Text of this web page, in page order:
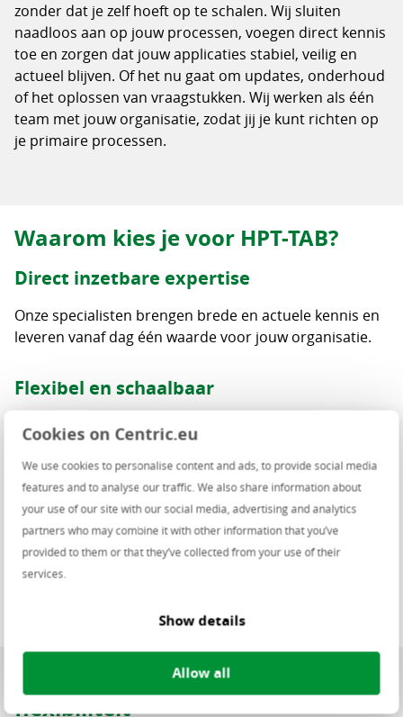
Cookies on Centric.eu
We use cookies to personalise content and ads, to provide social media
features and to analyse our traffic. We also share information about
your use of our site with our social media, advertising and analytics
partners who may combine it with other information that you’ve
provided to them or that they’ve collected from your use of their
services.
Show details
Allow all
zonder dat je zelf hoeft op te schalen. Wij sluiten
naadloos aan op jouw processen, voegen direct kennis
toe en zorgen dat jouw applicaties stabiel, veilig en
actueel blijven. Of het nu gaat om updates, onderhoud
of het oplossen van vraagstukken. Wij werken als één
team met jouw organisatie, zodat jij je kunt richten op
je primaire processen.
Waarom kies je voor HPT-TAB?
Direct inzetbare expertise
Onze specialisten brengen brede en actuele kennis en
leveren vanaf dag één waarde voor jouw organisatie.
Flexibel en schaalbaar
Onze dienstverlening groeit mee met jouw behoefte,
van structurele ondersteuning tot tijdelijke inzet.
Samenwerken als één team
We sluiten aan op jouw processen, tools en werkwijze
voor maximale effectiviteit.
Technisch applicatiebeheer met
flexibiliteit